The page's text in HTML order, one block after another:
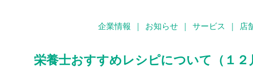
企業情報
お知らせ サービス 店
栄養士おすすめレシピについて（１２